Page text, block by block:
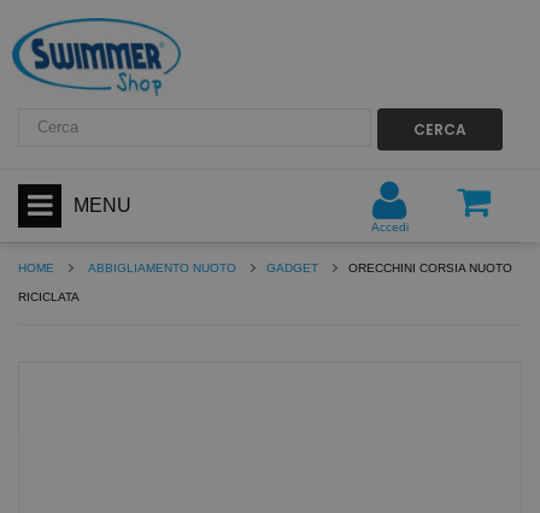
CERCA
MENU
Accedi
HOME ABBIGLIAMENTO NUOTO GADGET ORECCHINI CORSIA NUOTO
RICICLATA